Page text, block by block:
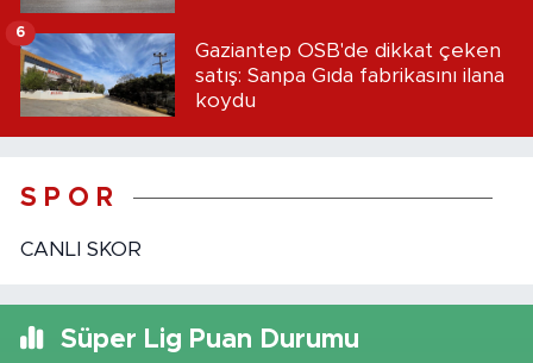
Gaziantep OSB'de dikkat çeken
satış: Sanpa Gıda fabrikasını ilana
koydu
6
S P O R
CANLI SKOR
Süper Lig Puan Durumu